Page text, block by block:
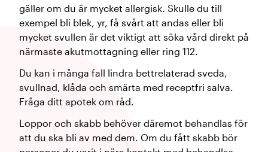
gäller om du är mycket allergisk. Skulle du till
exempel bli blek, yr, få svårt att andas eller bli
mycket svullen är det viktigt att söka vård direkt på
närmaste akutmottagning eller ring 112.
Du kan i många fall lindra bettrelaterad sveda,
svullnad, klåda och smärta med receptfri salva.
Fråga ditt apotek om råd.
Loppor och skabb behöver däremot behandlas för
att du ska bli av med dem. Om du fått skabb bör